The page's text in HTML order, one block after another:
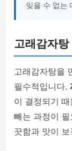
잊을 수 없는
고래감자탕
고래감자탕을
필수적입니다.
이 결정되기
빼는 과정이
끗함과 맛이